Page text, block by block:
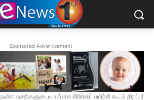
Sponsored Advertisement
நவீன வசதிகளுடைய உள்ளக கிரிக்கட் பயிற்சி கூடம் திறப்பு!